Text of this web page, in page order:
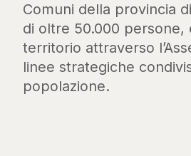
Comuni della provincia
di oltre 50.000 persone,
territorio attraverso
linee strategiche
popolazione.